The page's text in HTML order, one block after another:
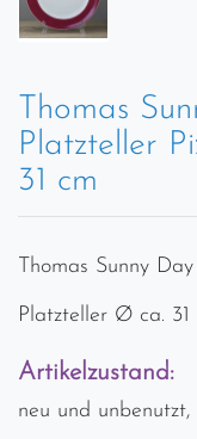
Thomas
Platzteller
31 cm
Thomas Sunny
Platzteller Ø ca. 31
Artikelzustand:
neu und